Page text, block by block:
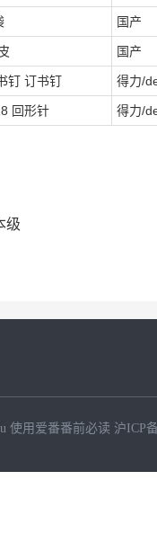
国产
国产
钉 订书钉 得力/
回形针 得力/
级
使用爱番番前必读 沪ICP